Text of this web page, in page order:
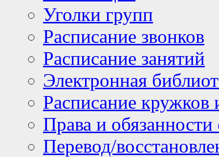
Уголки групп
Расписание звонков
Расписание занятий
Электронная
Расписание кружков
Права и
Перевод/